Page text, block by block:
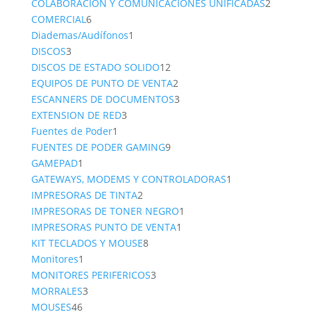
productos
COLABORACION Y COMUNICACIONES UNIFICADAS22
COMERCIAL66
productos
Diademas/Audífonos1
DISCOS33
productos
DISCOS DE ESTADO SOLIDO1212
productos
EQUIPOS DE PUNTO DE VENTA22
productos
ESCANNERS DE DOCUMENTOS33
EXTENSION DE RED33
Fuentes de Poder1
producto
FUENTES DE PODER GAMING99
GAMEPAD1
producto
GATEWAYS, MODEMS Y CONTROLADORAS1
IMPRESORAS DE TINTA22
productos
IMPRESORAS DE TONER NEGRO1
IMPRESORAS PUNTO DE VENTA1
KIT TECLADOS Y MOUSE88
Monitores1
producto
MONITORES PERIFERICOS33
MORRALES33
MOUSES4646